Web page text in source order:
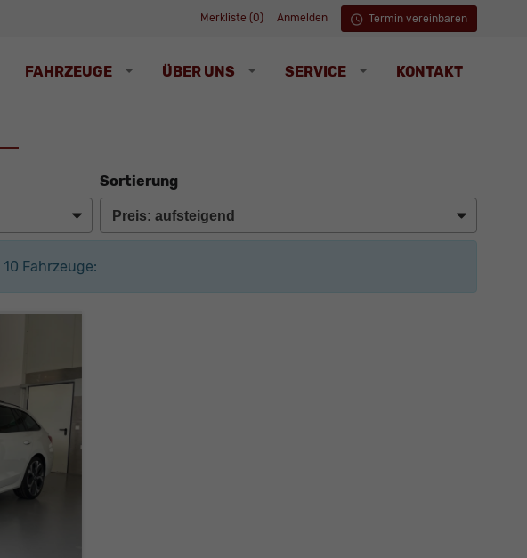
Merkliste (0) Anmelden Termin vereinbaren
FAHRZEUGE ÜBER UNS SERVICE KONTAKT
Sortierung
10 Fahrzeuge: